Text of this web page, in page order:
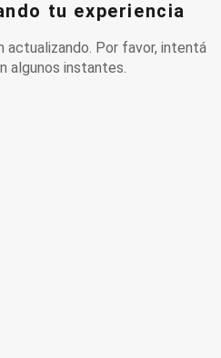
tu experiencia
actualizando. Por favor, intentá
algunos instantes.